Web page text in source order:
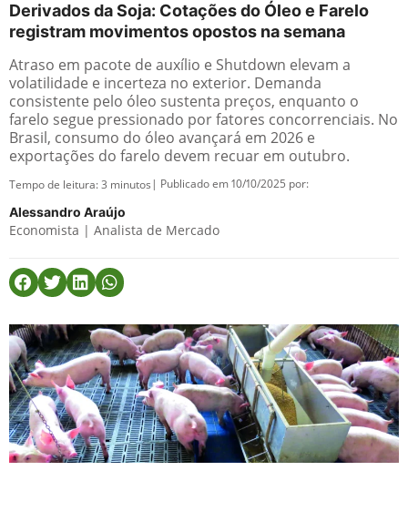
Derivados da Soja: Cotações do Óleo e Farelo
registram movimentos opostos na semana
Atraso em pacote de auxílio e Shutdown elevam a
volatilidade e incerteza no exterior. Demanda
consistente pelo óleo sustenta preços, enquanto o
farelo segue pressionado por fatores concorrenciais. No
Brasil, consumo do óleo avançará em 2026 e
exportações do farelo devem recuar em outubro.
Tempo de leitura:3 minutos | Publicado em 10/10/2025 por:
Alessandro Araújo
Economista | Analista de Mercado